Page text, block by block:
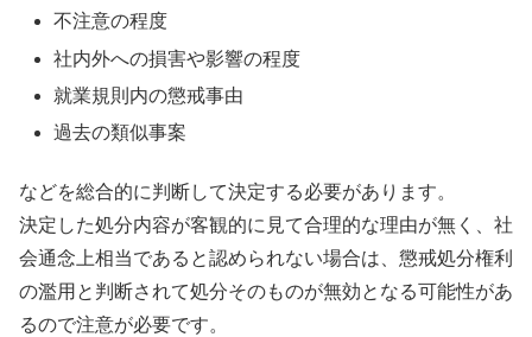
不注意の程度
社内外への損害や影響の程度
就業規則内の懲戒事由
過去の類似事案
などを総合的に判断して決定する必要があります。
決定した処分内容が客観的に見て合理的な理由が無く、社
会通念上相当であると認められない場合は、懲戒処分権利
の濫用と判断されて処分そのものが無効となる可能性があ
るので注意が必要です。